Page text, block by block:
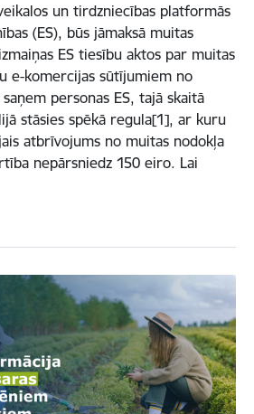
un tirdzniecības platformās
(ES), būs jāmaksā muitas
ES tiesību aktos par muitas
e-komercijas sūtījumiem no
personas ES, tajā skaitā
stāsies spēkā regula[1], ar kuru
atbrīvojums no muitas nodokļa
nepārsniedz 150 eiro. Lai